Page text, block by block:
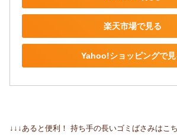
楽天市場で見る
Yahoo!ショッピングで見
↓↓↓あると便利！ 持ち手の長いゴミばさみはこ